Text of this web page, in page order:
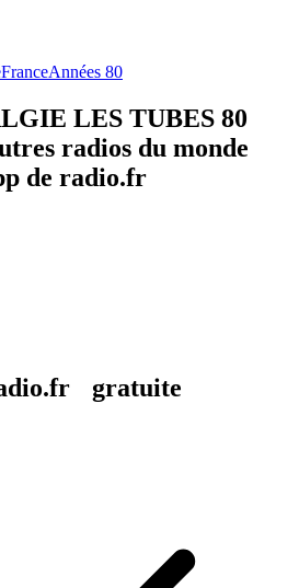
FranceAnnées 80
LES TUBES 80
radios du monde
de radio.fr
gratuite